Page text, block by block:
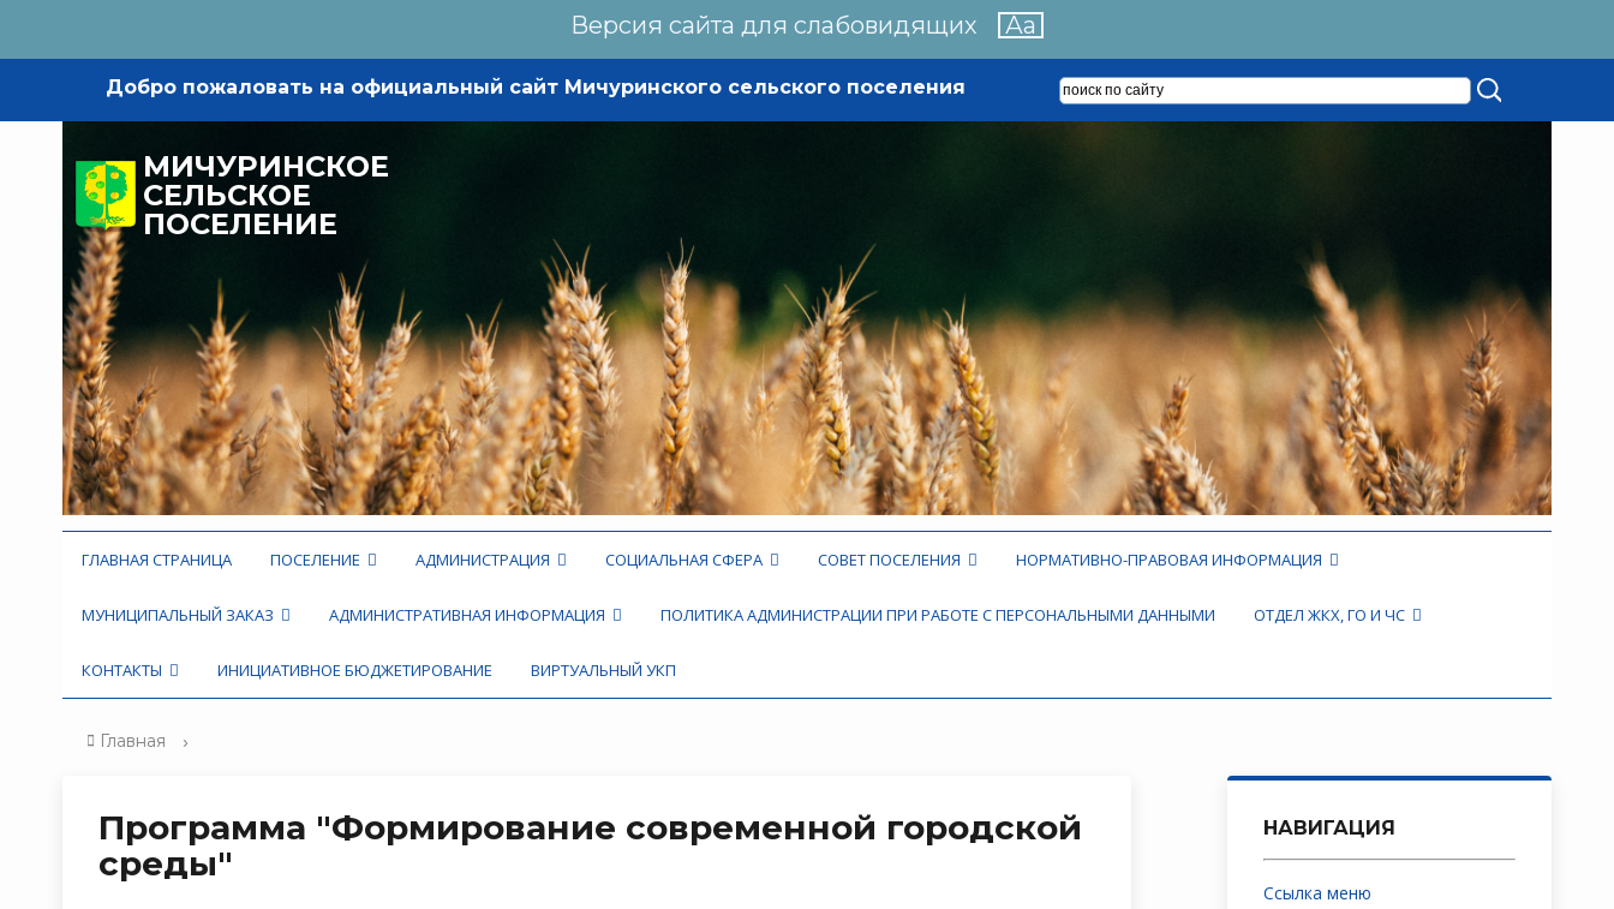
Версия сайта для слабовидящих Аа
Добро пожаловать на официальный сайт Мичуринского сельского поселения
МИЧУРИНСКОЕ
СЕЛЬСКОЕ
ПОСЕЛЕНИЕ
ГЛАВНАЯ СТРАНИЦА ПОСЕЛЕНИЕ АДМИНИСТРАЦИЯ СОЦИАЛЬНАЯ СФЕРА СОВЕТ ПОСЕЛЕНИЯ НОРМАТИВНО-ПРАВОВАЯ ИНФОРМАЦИЯ
МУНИЦИПАЛЬНЫЙ ЗАКАЗ АДМИНИСТРАТИВНАЯ ИНФОРМАЦИЯ ПОЛИТИКА АДМИНИСТРАЦИИ ПРИ РАБОТЕ С ПЕРСОНАЛЬНЫМИ ДАННЫМИ ОТДЕЛ ЖКХ, ГО И ЧС
КОНТАКТЫ ИНИЦИАТИВНОЕ БЮДЖЕТИРОВАНИЕ ВИРТУАЛЬНЫЙ УКП
Главная
Программа "Формирование современной городской
среды"
НАВИГАЦИЯ
Ссылка меню